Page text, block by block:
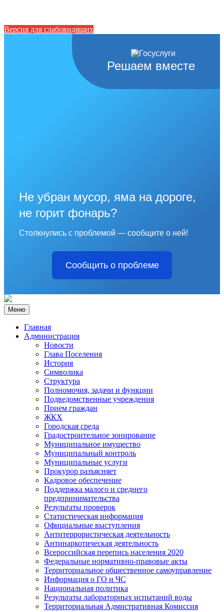
Версия для слабовидящих
Решаем вместе
Не убран мусор, яма на дороге,
не горит фонарь?
Столкнулись с проблемой — сообщите о ней!
Сообщить о проблеме
Меню
Главная
Администрация
Новости
Глава Поселения
История
Символика
Структура
Полномочия, задачи и функции
Подведомственные учреждения
Прием граждан
ЖКХ
Городская среда
Градостроительное зонирование
Муниципальное имущество
Муниципальный контроль
Муниципальные услуги
Прокурор разъясняет
Кадровое обеспечение
Поддержка малого и среднего
предпринимательства
Результаты проверок
Статистическая информация
Официальные выступления
Антитеррористическая деятельность
Антинаркотическая деятельность
Всероссийская перепись населения 2020
Федеральные нормативно-правовые акты
Территориальное общественное самоуправление
Информация о ГО и ЧС
Национальная политика
Результаты лабораторных испытаний воды
Территориальная Адмистративная Комиссия